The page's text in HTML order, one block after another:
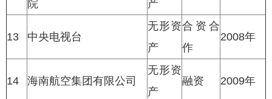
院
产
13 中央电视台
无形资
产
合资合
作
2008年
14 海南航空集团有限公司
无形资
产
融资 2009年